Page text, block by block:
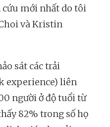
mới nhất do tôi
và Kristin
sát các trải
experience) liên
người ở độ tuổi từ
82% trong số họ